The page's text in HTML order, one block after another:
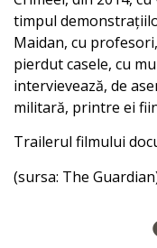
timpul
Maidan, cu
pierdut casele, cu
intervievează, de
militară, printre ei
Trailerul filmului
(sursa: The